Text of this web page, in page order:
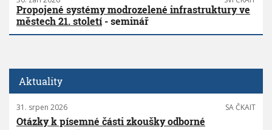
Propojené systémy modrozelené infrastruktury ve
městech 21. století- seminář
Aktuality
31. srpen 2026 SA ČKAIT
Otázky k písemné části zkoušky odborné